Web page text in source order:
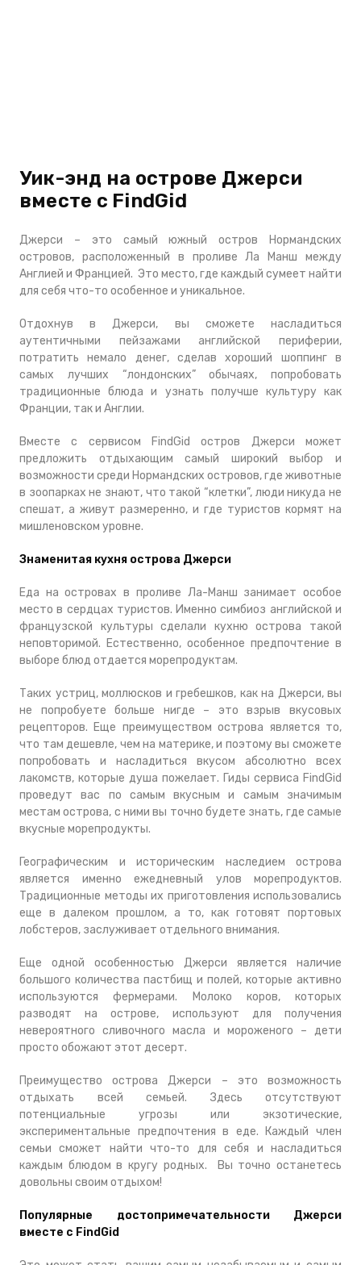
Уик-энд на острове Джерси
вместе с FindGid
Джерси – это самый южный остров Нормандских
островов, расположенный в проливе Ла Манш между
Англией и Францией. Это место, где каждый сумеет найти
для себя что-то особенное и уникальное.
Отдохнув в Джерси, вы сможете насладиться
аутентичными пейзажами английской периферии,
потратить немало денег, сделав хороший шоппинг в
самых лучших “лондонских” обычаях, попробовать
традиционные блюда и узнать получше культуру как
Франции, так и Англии.
Вместе с сервисом FindGid остров Джерси может
предложить отдыхающим самый широкий выбор и
возможности среди Нормандских островов, где животные
в зоопарках не знают, что такой “клетки”, люди никуда не
спешат, а живут размеренно, и где туристов кормят на
мишленовском уровне.
Знаменитая кухня острова Джерси
Еда на островах в проливе Ла-Манш занимает особое
место в сердцах туристов. Именно симбиоз английской и
французской культуры сделали кухню острова такой
неповторимой. Естественно, особенное предпочтение в
выборе блюд отдается морепродуктам.
Таких устриц, моллюсков и гребешков, как на Джерси, вы
не попробуете больше нигде – это взрыв вкусовых
рецепторов. Еще преимуществом острова является то,
что там дешевле, чем на материке, и поэтому вы сможете
попробовать и насладиться вкусом абсолютно всех
лакомств, которые душа пожелает. Гиды сервиса FindGid
проведут вас по самым вкусным и самым значимым
местам острова, с ними вы точно будете знать, где самые
вкусные морепродукты.
Географическим и историческим наследием острова
является именно ежедневный улов морепродуктов.
Традиционные методы их приготовления использовались
еще в далеком прошлом, а то, как готовят портовых
лобстеров, заслуживает отдельного внимания.
Еще одной особенностью Джерси является наличие
большого количества пастбищ и полей, которые активно
используются фермерами. Молоко коров, которых
разводят на острове, используют для получения
невероятного сливочного масла и мороженого – дети
просто обожают этот десерт.
Преимущество острова Джерси – это возможность
отдыхать всей семьей. Здесь отсутствуют
потенциальные угрозы или экзотические,
экспериментальные предпочтения в еде. Каждый член
семьи сможет найти что-то для себя и насладиться
каждым блюдом в кругу родных. Вы точно останетесь
довольны своим отдыхом!
Популярные достопримечательности Джерси
вместе с FindGid